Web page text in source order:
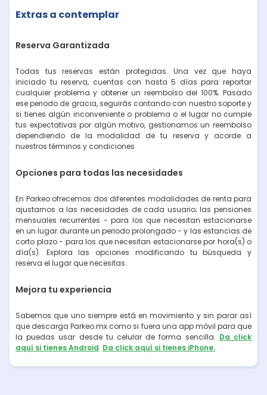
Extras a contemplar
Reserva Garantizada
Todas tus reservas están protegidas. Una vez que haya
iniciado tu reserva, cuentas con hasta 5 días para reportar
cualquier problema y obtener un reembolso del 100%. Pasado
ese periodo de gracia, seguirás contando con nuestro soporte y
si tienes algún inconveniente o problema o el lugar no cumple
tus expectativas por algún motivo, gestionamos un reembolso
dependiendo de la modalidad de tu reserva y acorde a
nuestros términos y condiciones
Opciones para todas las necesidades
En Parkeo ofrecemos dos diferentes modalidades de renta para
ajustarnos a las necesidades de cada usuario; las pensiones
mensuales recurrentes - para los que necesitan estacionarse
en un lugar durante un periodo prolongado - y las estancias de
corto plazo - para los que necesitan estacionarse por hora(s) o
día(s). Explora las opciones modificando tu búsqueda y
reserva el lugar que necesitas.
Mejora tu experiencia
Sabemos que uno siempre está en movimiento y sin parar así
que descarga Parkeo.mx como si fuera una app móvil para que
la puedas usar desde tu celular de forma sencilla. Da click
aquí si tienes Android. Da click aquí si tienes iPhone.